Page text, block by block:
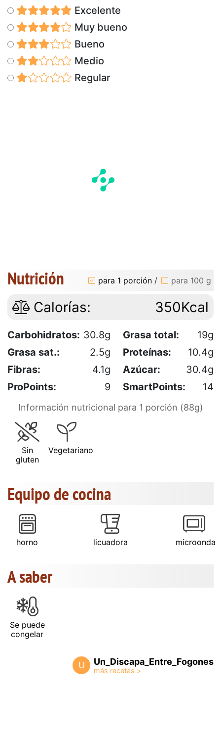
Excelente
Muy bueno
Bueno
Medio
Regular
Nutrición para 1 porción / para 100 g
Calorías: 350Kcal
Carbohidratos: 30.8g Grasa total:
19g
Grasa sat.:
2.5g Proteínas:
10.4g
Fibras:
4.1g Azúcar:
30.4g
ProPoints:
9 SmartPoints: 14
Información nutricional para 1 porción (88g)
Sin
gluten
Vegetariano
Equipo de cocina
horno licuadora microonda
A saber
Se puede
congelar
U Un_Discapa_Entre_Fogones